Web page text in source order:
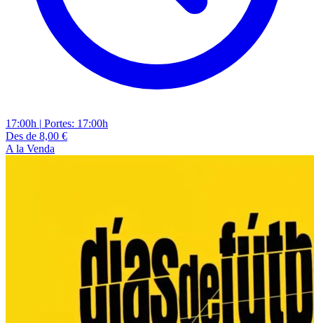
17:00h | Portes: 17:00h
Des de 8,00 €
A la Venda